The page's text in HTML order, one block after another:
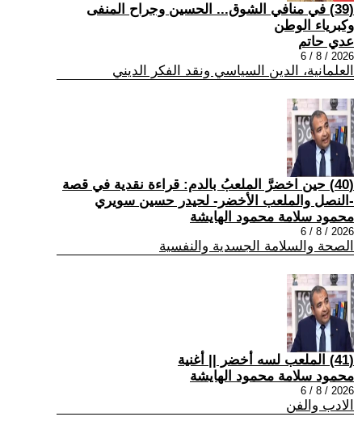
(39) في منافي الشوق... الحسين وجراح المنفى
وكبرياء الوطن
عدي حاتم
2026 / 8 / 6
العلمانية، الدين السياسي ونقد الفكر الديني
(40) حين اخضرَّ الملعبُ بالدم: قراءة نقدية في قصة
-النصل والملعب الأخضر- لحيدر حسين سويري
محمود سلامة محمود الهايشة
2026 / 8 / 6
الصحة والسلامة الجسدية والنفسية
(41) الملعب لسه أخضر || أغنية
محمود سلامة محمود الهايشة
2026 / 8 / 6
الادب والفن